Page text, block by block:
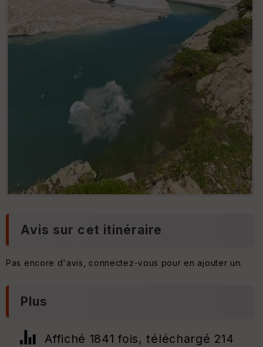
Avis sur cet itinéraire
Pas encore d'avis, connectez-vous pour en ajouter un.
Plus
Affiché 1841 fois, téléchargé 214